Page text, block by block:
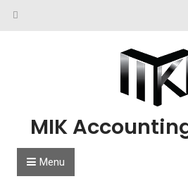
Skip to content
MIK
Menu